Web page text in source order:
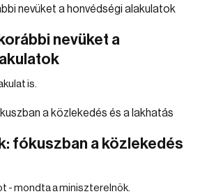
nevüket a
is.
fókuszban a közlekedés
- mondta a miniszterelnök.